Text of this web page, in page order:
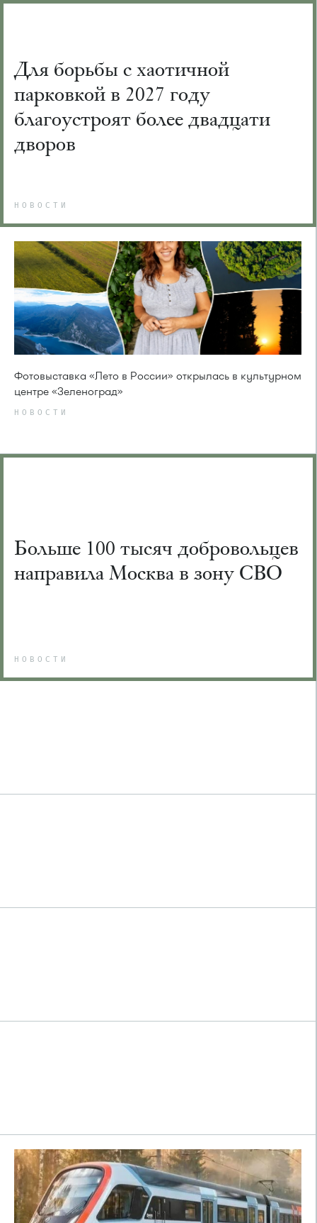
Для борьбы с хаотичной
парковкой в 2027 году
благоустроят более двадцати
дворов
НОВОСТИ
Фотовыставка «Лето в России» открылась в культурном
центре «Зеленоград»
НОВОСТИ
Больше 100 тысяч добровольцев
направила Москва в зону СВО
НОВОСТИ